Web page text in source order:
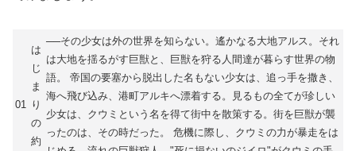
01
は
じ
ま
り
の
約
──その少女は外の世界を知らない。遙かなる大地アルス。それ
は大地を揺るがす巨獣と、巨獣を狩る人間達が暮らす世界の物
語。 帝国の要塞から脱出した名もない少女は、追っ手を撒き、
海へ飛び込み、港町アルキへ漂着する。見るもの全てが珍しい
少女は、クウミという名を得て街中を散策する。街を巨獣が襲
ったのは、その時だった。 危機に際し、クウミの力が暴走をは